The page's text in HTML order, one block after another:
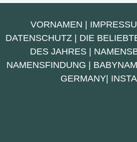
VORNAMEN |
DATENSCHUTZ | DIE
DES JAHRES |
NAMENSFINDUNG |
GERMANY|